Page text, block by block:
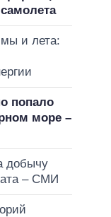
и лета:
попало
море –
добычу
– СМИ